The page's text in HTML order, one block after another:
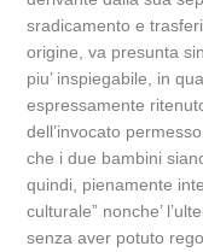
sradicamento e
origine, va presunta
piu’ inspiegabile, in
espressamente
dell’invocato
che i due bambini
quindi, pienamente
culturale” nonche’
senza aver potuto